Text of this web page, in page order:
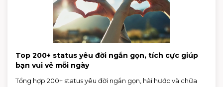
Top 200+ status yêu đời ngắn gọn, tích cực giúp
bạn vui vẻ mỗi ngày
Tổng hợp 200+ status yêu đời ngắn gọn, hài hước và chữa